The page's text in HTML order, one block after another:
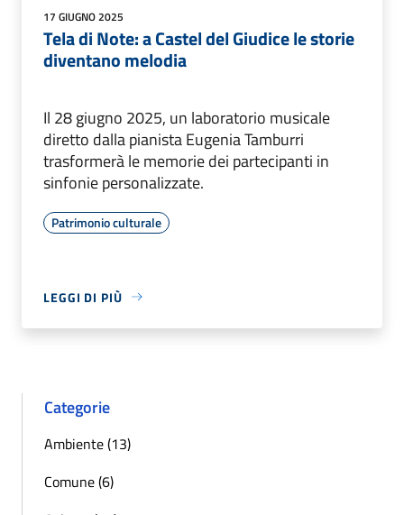
17 GIUGNO 2025
Tela di Note: a Castel del Giudice le storie
diventano melodia
Il 28 giugno 2025, un laboratorio musicale
diretto dalla pianista Eugenia Tamburri
trasformerà le memorie dei partecipanti in
sinfonie personalizzate.
Patrimonio culturale
LEGGI DI PIÙ
Categorie
Ambiente (13)
Comune (6)